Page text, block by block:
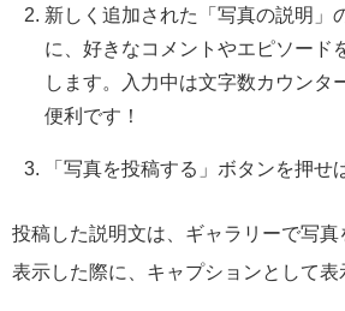
新しく追加された「写真の説明」
に、好きなコメントやエピソード
します。入力中は文字数カウンタ
便利です！
「写真を投稿する」ボタンを押せ
投稿した説明文は、ギャラリーで写
表示した際に、キャプションとして表